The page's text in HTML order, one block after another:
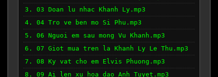
3. 03 Doan lu nhac Khanh Ly.mp3
4. 04 Tro ve ben mo Si Phu.mp3
5. 06 Nguoi em sau mong Vu Khanh.mp3
6. 07 Giot mua tren la Khanh Ly Le Thu.mp3
7. 08 Ky vat cho em Elvis Phuong.mp3
8. 09 Ai len xu hoa dao Anh Tuyet.mp3